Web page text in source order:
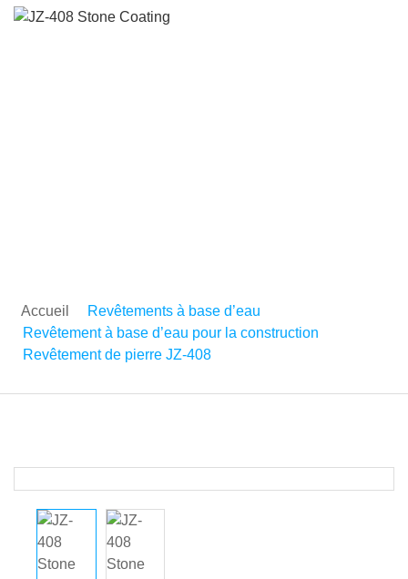
Accueil
Revêtements à base d’eau
Revêtement à base d’eau pour la construction
Revêtement de pierre JZ-408